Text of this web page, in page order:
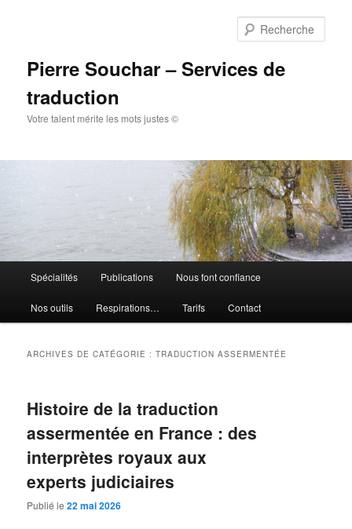
Pierre Souchar – Services de
traduction
Votre talent mérite les mots justes ©
principal
Spécialités Publications Nous font confiance
Nos outils Respirations… Tarifs Contact
ARCHIVES DE CATÉGORIE :TRADUCTION ASSERMENTÉE
Histoire de la traduction
assermentée en France : des
interprètes royaux aux
experts judiciaires
Publié le22 mai 2026